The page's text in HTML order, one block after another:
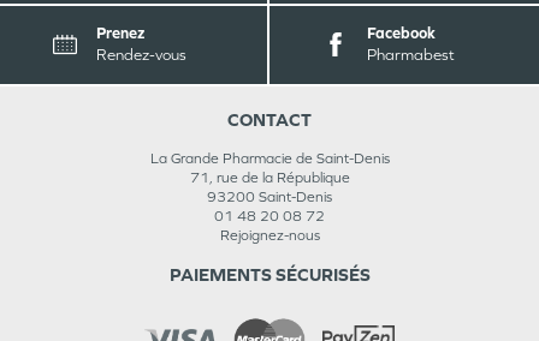
Prenez
Rendez-vous
Facebook
Pharmabest
CONTACT
La Grande Pharmacie de Saint-Denis
71, rue de la République
93200 Saint-Denis
01 48 20 08 72
Rejoignez-nous
PAIEMENTS SÉCURISÉS